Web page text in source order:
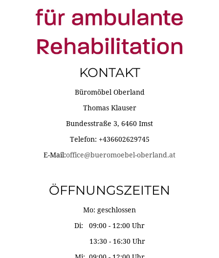
KONTAKT
Büromöbel Oberland
Thomas Klauser
Bundesstraße 3, 6460 Imst
Telefon: +436602629745
E-Mail:office@bueromoebel-oberland.at
ÖFFNUNGSZEITEN
Mo: geschlossen
Di: 09:00 - 12:00 Uhr
13:30 - 16:30 Uhr